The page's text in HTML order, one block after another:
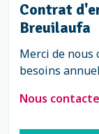
Contrat
Breuilaufa
Merci de nous
besoins annuel
Nous